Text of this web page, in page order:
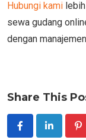
Hubungi kami
sewa gudang
dengan
Share This